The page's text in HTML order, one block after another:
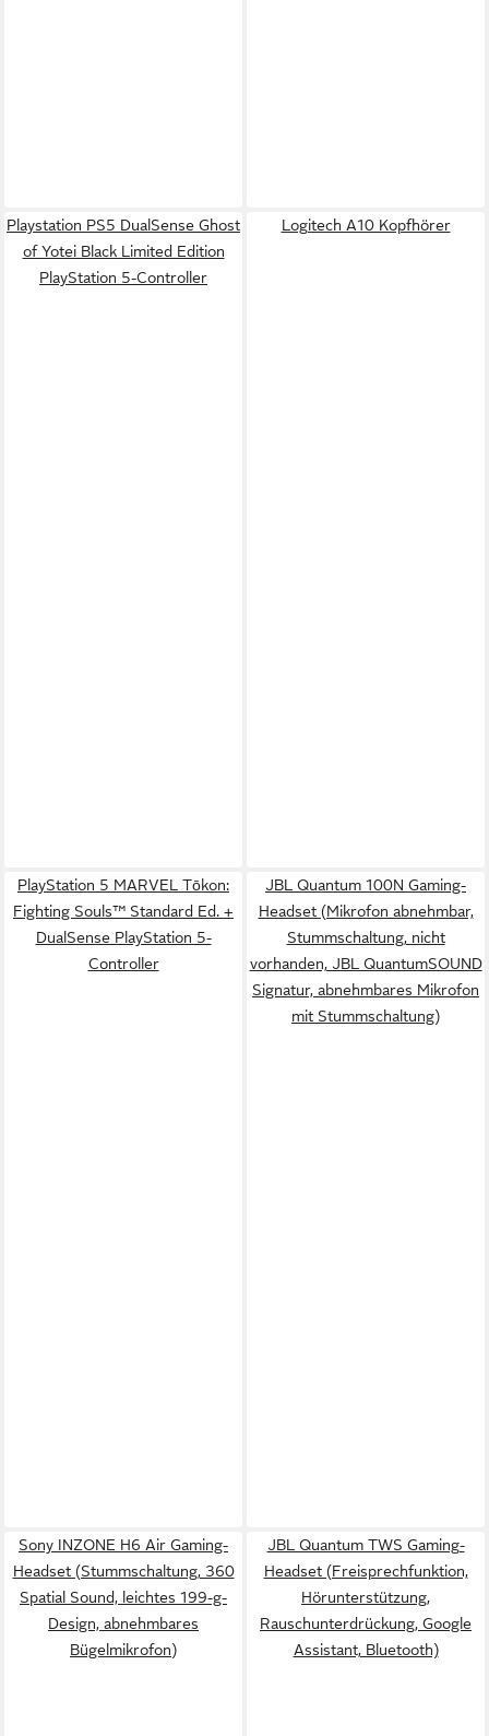
Playstation PS5 DualSense Ghost
of Yotei Black Limited Edition
PlayStation 5-Controller
Logitech A10 Kopfhörer
PlayStation 5 MARVEL Tōkon:
Fighting Souls™ Standard Ed. +
DualSense PlayStation 5-
Controller
JBL Quantum 100N Gaming-
Headset (Mikrofon abnehmbar,
Stummschaltung, nicht
vorhanden, JBL QuantumSOUND
Signatur, abnehmbares Mikrofon
mit Stummschaltung)
Sony INZONE H6 Air Gaming-
Headset (Stummschaltung, 360
Spatial Sound, leichtes 199-g-
Design, abnehmbares
Bügelmikrofon)
JBL Quantum TWS Gaming-
Headset (Freisprechfunktion,
Hörunterstützung,
Rauschunterdrückung, Google
Assistant, Bluetooth)